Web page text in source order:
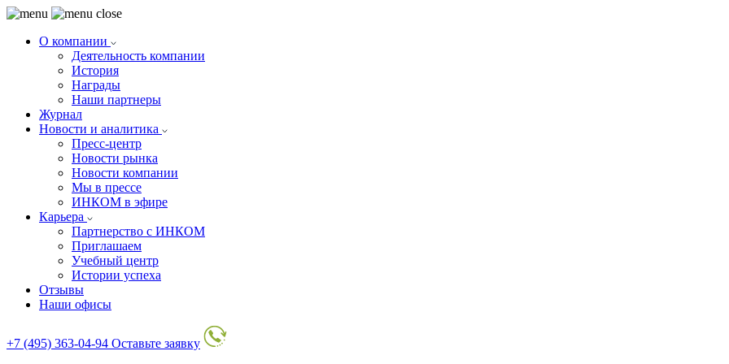
О компании
Деятельность компании
История
Награды
Наши партнеры
Журнал
Новости и аналитика
Пресс-центр
Новости рынка
Новости компании
Мы в прессе
ИНКОМ в эфире
Карьера
Партнерство с ИНКОМ
Приглашаем
Учебный центр
Истории успеха
Отзывы
Наши офисы
+7 (495) 363-04-94 Оставьте заявку